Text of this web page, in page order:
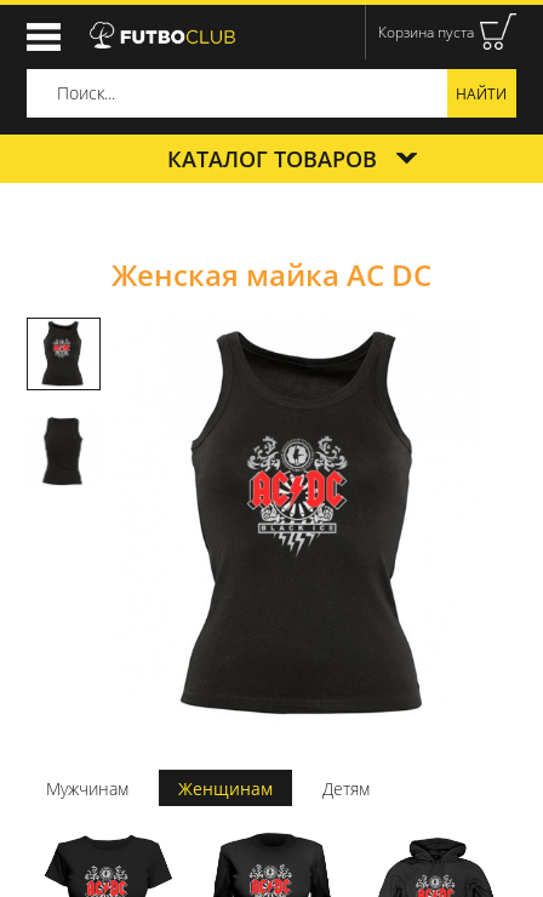
Корзина пуста
КАТАЛОГ ТОВАРОВ
Женская майка AC DC
Мужчинам Женщинам Детям